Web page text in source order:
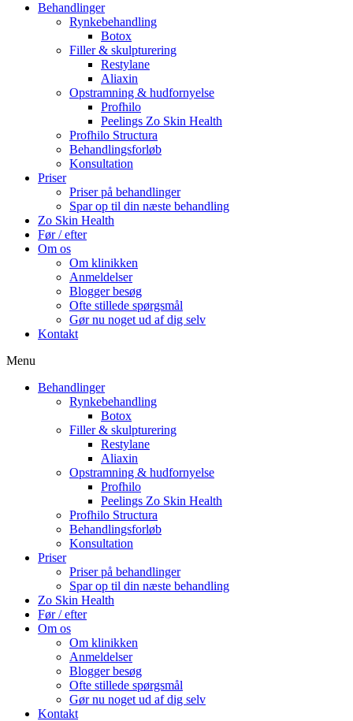
Behandlinger
Rynkebehandling
Botox
Filler & skulpturering
Restylane
Aliaxin
Opstramning & hudfornyelse
Profhilo
Peelings Zo Skin Health
Profhilo Structura
Behandlingsforløb
Konsultation
Priser
Priser på behandlinger
Spar op til din næste behandling
Zo Skin Health
Før / efter
Om os
Om klinikken
Anmeldelser
Blogger besøg
Ofte stillede spørgsmål
Gør nu noget ud af dig selv
Kontakt
Menu
Behandlinger
Rynkebehandling
Botox
Filler & skulpturering
Restylane
Aliaxin
Opstramning & hudfornyelse
Profhilo
Peelings Zo Skin Health
Profhilo Structura
Behandlingsforløb
Konsultation
Priser
Priser på behandlinger
Spar op til din næste behandling
Zo Skin Health
Før / efter
Om os
Om klinikken
Anmeldelser
Blogger besøg
Ofte stillede spørgsmål
Gør nu noget ud af dig selv
Kontakt